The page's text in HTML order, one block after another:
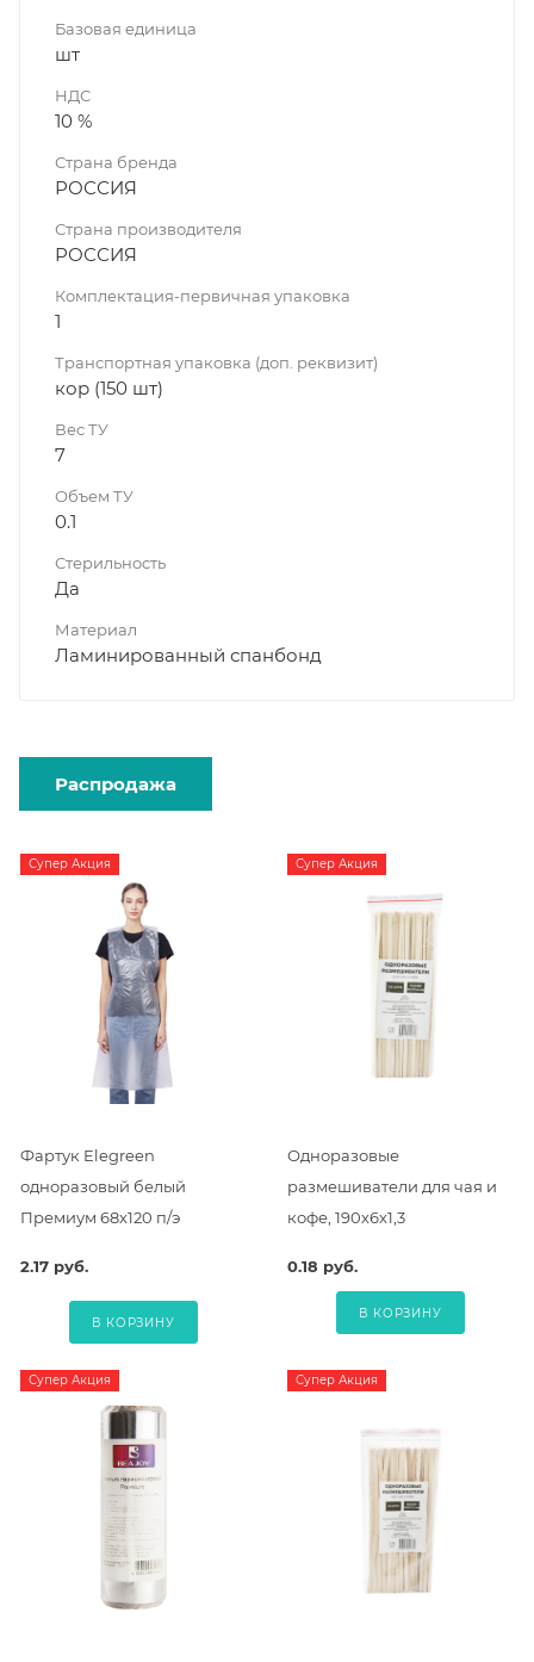
Базовая единица
шт
НДС
10 %
Страна бренда
РОССИЯ
Страна производителя
РОССИЯ
Комплектация-первичная упаковка
1
Транспортная упаковка (доп. реквизит)
кор (150 шт)
Вес ТУ
7
Объем ТУ
0.1
Стерильность
Да
Материал
Ламинированный спанбонд
Распродажа
Супер Акция
Фартук Elegreen
одноразовый белый
Премиум 68х120 п/э
2.17 руб.
В КОРЗИНУ
Супер Акция
Одноразовые
размешиватели для чая и
кофе, 190х6х1,3
0.18 руб.
В КОРЗИНУ
Супер Акция Супер Акция